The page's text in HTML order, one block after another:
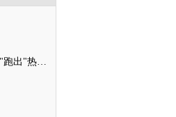
平均气温13至15摄氏度 青海"凉经济"跑出"热消费"